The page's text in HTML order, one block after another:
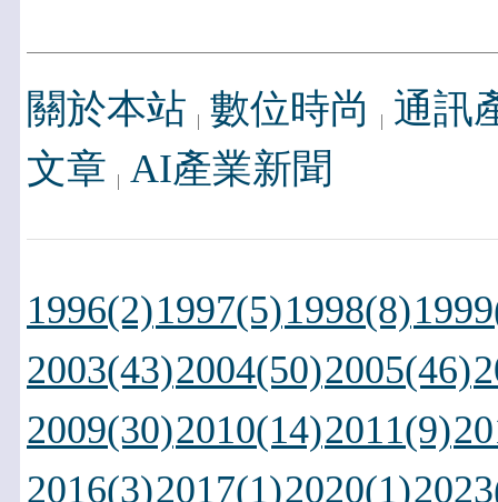
關於本站 數位時尚
通訊
文章 AI產業新聞
1996(2)1997(5)1998(8)
2003(43)2004(50)2005(46)
2009(30)2010(14)2011(9)
2016(3)2017(1)2020(1)